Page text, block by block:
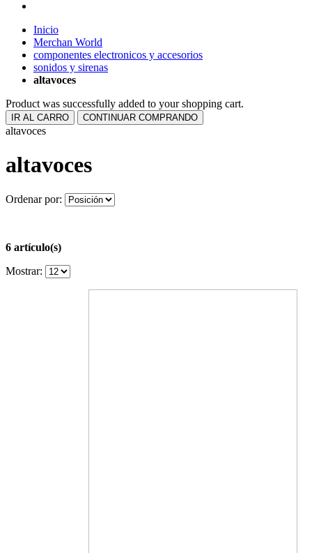
Inicio
Merchan World
componentes electronicos y accesorios
sonidos y sirenas
altavoces
Product was successfully added to your shopping cart.
IR AL CARRO CONTINUAR COMPRANDO
altavoces
altavoces
Ordenar por:
6 artículo(s)
Mostrar: